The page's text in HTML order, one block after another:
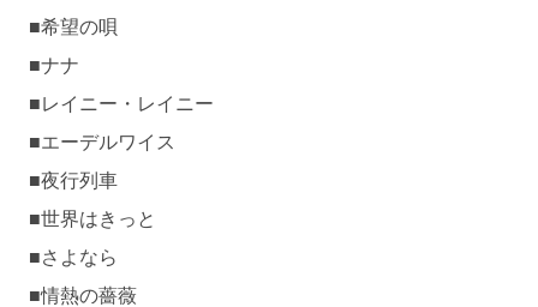
■希望の唄
■ナナ
■レイニー・レイニー
■エーデルワイス
■夜行列車
■世界はきっと
■さよなら
■情熱の薔薇